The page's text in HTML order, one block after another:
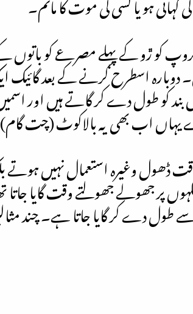
کو ڙو کے پہلے مصرعے کو باتوں
اسطرح کرنے کے بعد گائیک
بند کو طول دے کر گاتے ہیں اور
یہاں اب بھی یہ بالاکوٹ (چت
ڈھول وغیرہ استعمال نہیں
پر جھولے جھولتے وقت گایا
طول دے کر گایا جاتا ہے۔ چند